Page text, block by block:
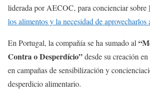
liderada por AECOC, para concienciar sobre
los alimentos y la necesidad de
En Portugal, la compañía se ha sumado al
Contra o Desperdício”desde su creación
en campañas de sensibilización y
desperdicio alimentario.